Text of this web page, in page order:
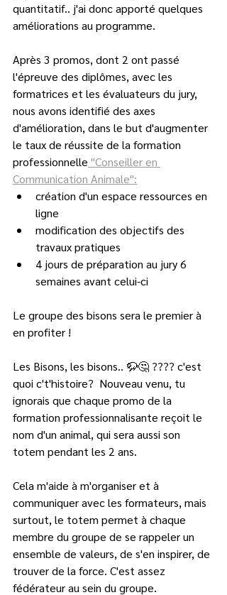
quantitatif.. j'ai donc apporté quelques
améliorations au programme.
Après 3 promos, dont 2 ont passé
l'épreuve des diplômes, avec les
formatrices et les évaluateurs du jury,
nous avons identifié des axes
d'amélioration, dans le but d'augmenter
le taux de réussite de la formation
professionnelle "Conseiller en
Communication Animale":
création d'un espace ressources en
ligne
modification des objectifs des
travaux pratiques
4 jours de préparation au jury 6
semaines avant celui-ci
Le groupe des bisons sera le premier à
en profiter !
Les Bisons, les bisons.. 🦬🤔 ???? c'est
quoi c't'histoire?  Nouveau venu, tu
ignorais que chaque promo de la
formation professionnalisante reçoit le
nom d'un animal, qui sera aussi son
totem pendant les 2 ans.
Cela m'aide à m'organiser et à
communiquer avec les formateurs, mais
surtout, le totem permet à chaque
membre du groupe de se rappeler un
ensemble de valeurs, de s'en inspirer, de
trouver de la force. C'est assez
fédérateur au sein du groupe.